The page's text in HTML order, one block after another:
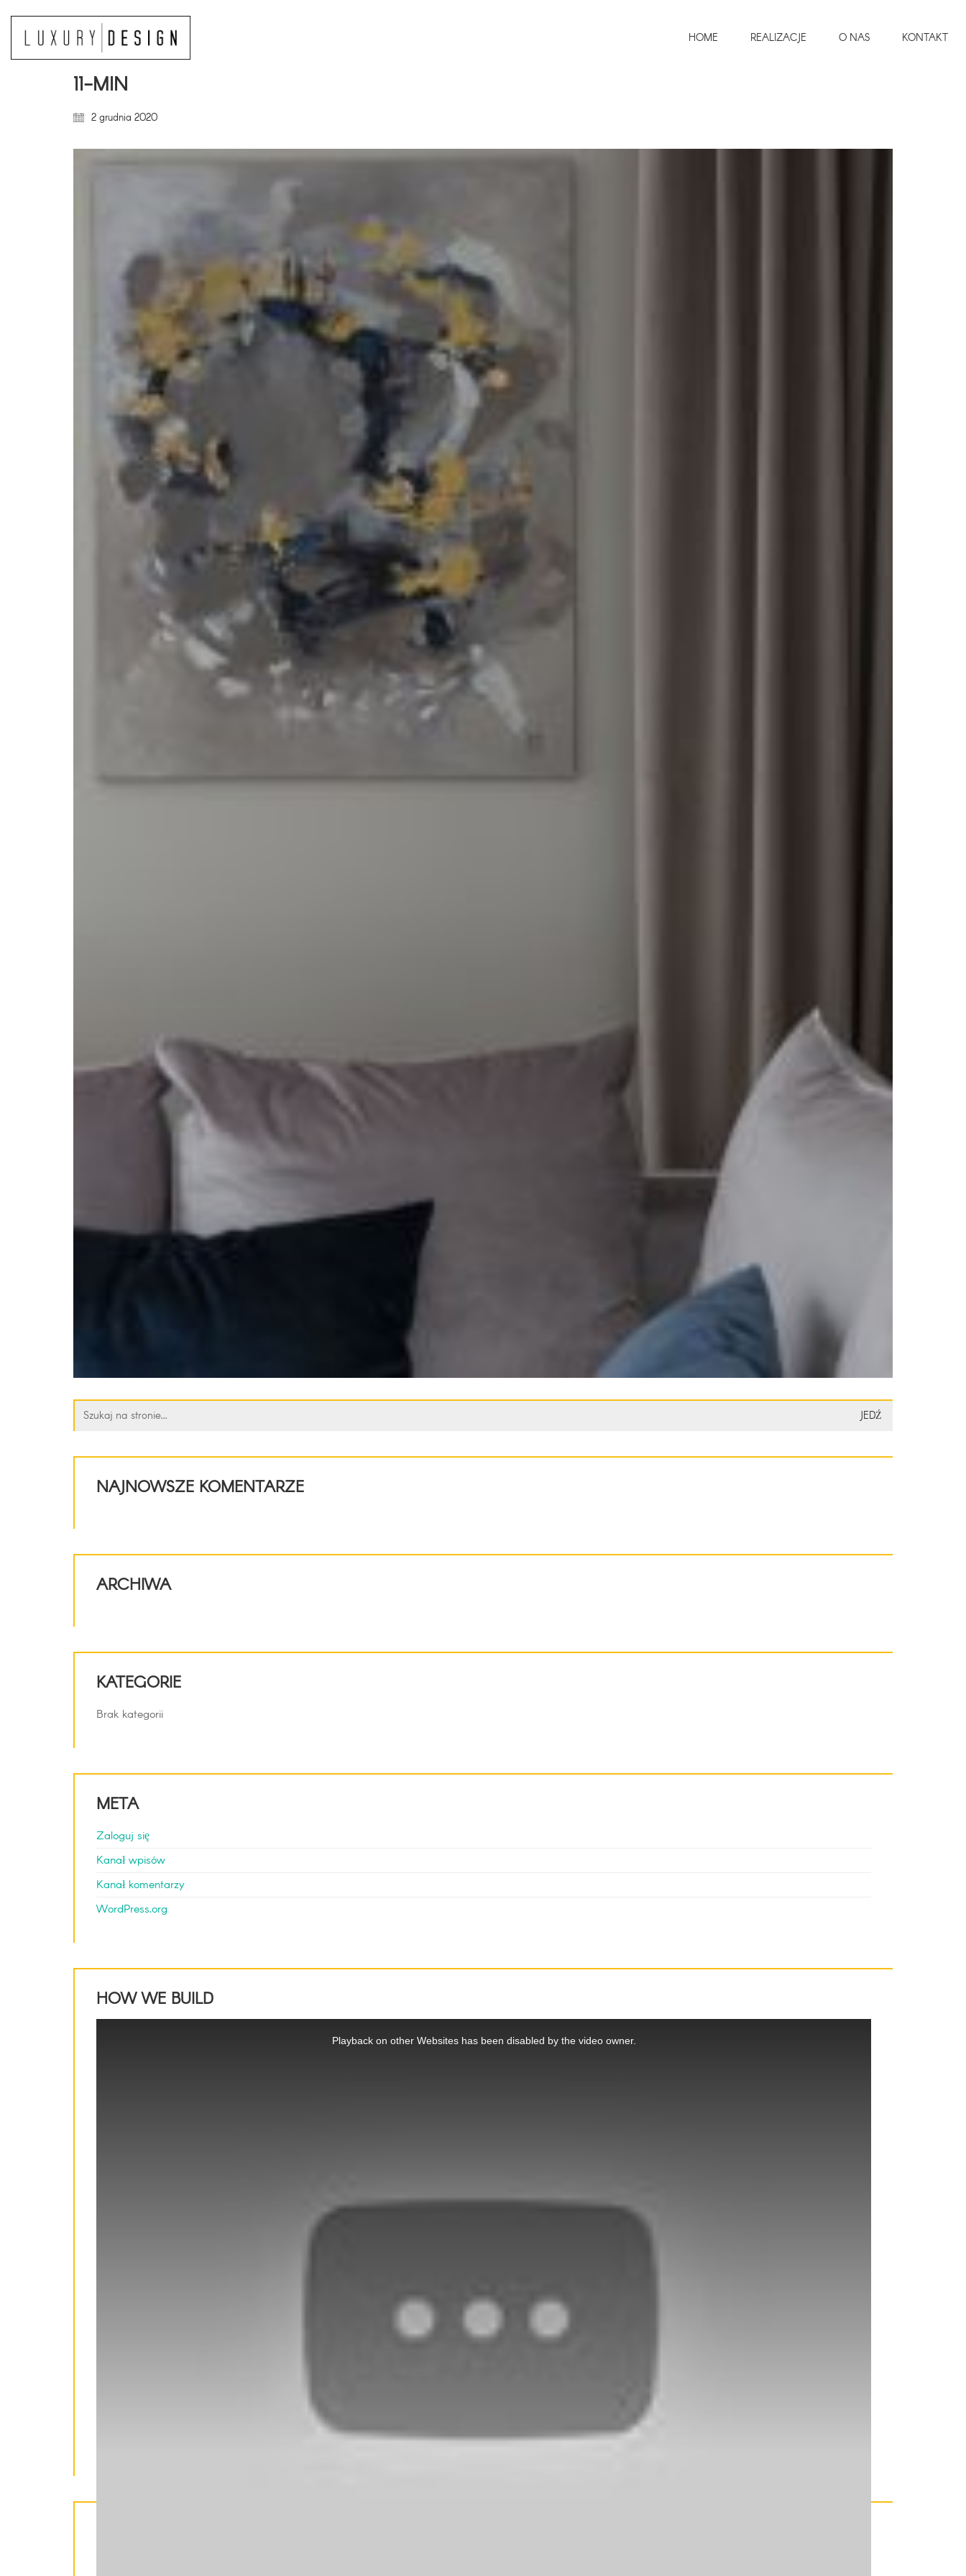
HOME REALIZACJE O NAS KONTAKT
11-MIN
2 grudnia 2020
Szukaj:
NAJNOWSZE KOMENTARZE
ARCHIWA
KATEGORIE
Brak kategorii
META
Zaloguj się
Kanał wpisów
Kanał komentarzy
WordPress.org
HOW WE BUILD
Playback on other Websites has been disabled by the video owner.